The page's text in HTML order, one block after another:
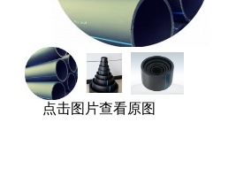
点击图片查看原图